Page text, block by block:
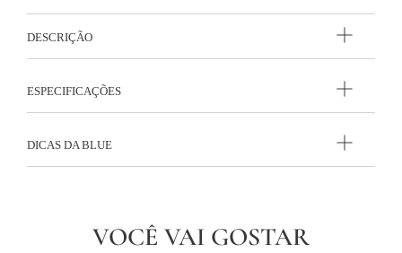
DESCRIÇÃO
ESPECIFICAÇÕES
DICAS DA BLUE
VOCÊ VAI GOSTAR